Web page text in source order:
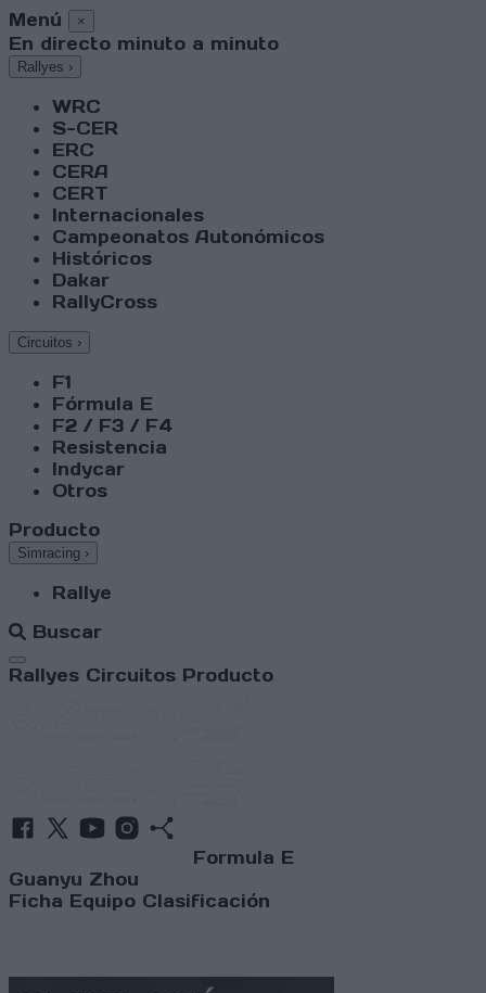
Menú ×
En directo minuto a minuto
Rallyes ›
WRC
S-CER
ERC
CERA
CERT
Internacionales
Campeonatos Autonómicos
Históricos
Dakar
RallyCross
Circuitos ›
F1
Fórmula E
F2 / F3 / F4
Resistencia
Indycar
Otros
Producto
Simracing ›
Rallye
Buscar
Abrir menú
Rallyes Circuitos Producto
Formula E
Guanyu Zhou
Ficha Equipo Clasificación